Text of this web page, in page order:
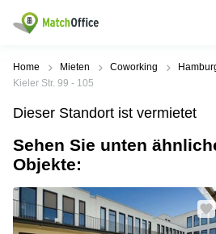
Mieten / Vermieten
Produktseiten
Büro
mieten
center
Coworking
Beliebte
Städte
Büro
mieten
Geschäftsadresse
Hamburg
Beliebte
Suchanfragen
Regus
Dortmund
Ruhrallee
9
Hilfe
Über uns
Büro vermieten
Home Mieten Coworking
Kieler Str. 99 - 105
Dieser Standort ist vermietet
Sehen Sie unten
Objekte: